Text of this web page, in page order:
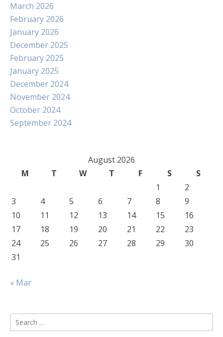
March 2026
February 2026
January 2026
December 2025
February 2025
January 2025
December 2024
November 2024
October 2024
September 2024
August 2026
M
T W T F S
S
1
2
3
4 5 6 7 8
9
10
11 12 13 14 15
16
17
18 19 20 21 22
23
24
25 26 27 28 29
30
31
« Mar
Search
for: